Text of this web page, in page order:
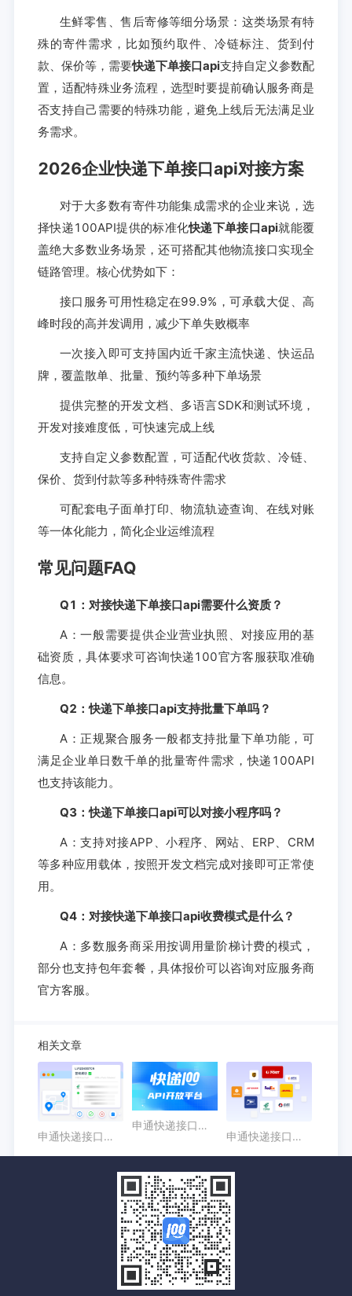
生鲜零售、售后寄修等细分场景：这类场景有特
殊的寄件需求，比如预约取件、冷链标注、货到付
款、保价等，需要快递下单接口api支持自定义参数配
置，适配特殊业务流程，选型时要提前确认服务商是
否支持自己需要的特殊功能，避免上线后无法满足业
务需求。
2026企业快递下单接口api对接方案
对于大多数有寄件功能集成需求的企业来说，选
择快递100API提供的标准化快递下单接口api就能覆
盖绝大多数业务场景，还可搭配其他物流接口实现全
链路管理。核心优势如下：
接口服务可用性稳定在99.9%，可承载大促、高
峰时段的高并发调用，减少下单失败概率
一次接入即可支持国内近千家主流快递、快运品
牌，覆盖散单、批量、预约等多种下单场景
提供完整的开发文档、多语言SDK和测试环境，
开发对接难度低，可快速完成上线
支持自定义参数配置，可适配代收货款、冷链、
保价、货到付款等多种特殊寄件需求
可配套电子面单打印、物流轨迹查询、在线对账
等一体化能力，简化企业运维流程
常见问题FAQ
Q1：对接快递下单接口api需要什么资质？
A：一般需要提供企业营业执照、对接应用的基
础资质，具体要求可咨询快递100官方客服获取准确
信息。
Q2：快递下单接口api支持批量下单吗？
A：正规聚合服务一般都支持批量下单功能，可
满足企业单日数千单的批量寄件需求，快递100API
也支持该能力。
Q3：快递下单接口api可以对接小程序吗？
A：支持对接APP、小程序、网站、ERP、CRM
等多种应用载体，按照开发文档完成对接即可正常使
用。
Q4：对接快递下单接口api收费模式是什么？
A：多数服务商采用按调用量阶梯计费的模式，
部分也支持包年套餐，具体报价可以咨询对应服务商
官方客服。
相关文章
申通快递接口接入步骤：从账号配置到接口联调
申通快递接口怎么选？企业查询与系统接入指南
申通快递接口核心能力解析：物流轨迹、签收状态与异常识别